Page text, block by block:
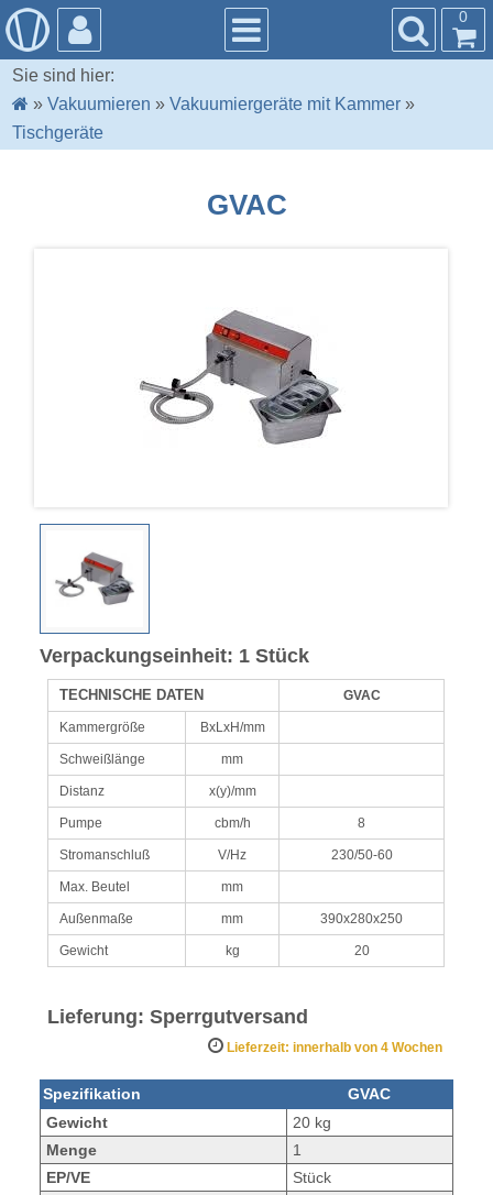
0
Sie sind hier:
»Vakuumieren »Vakuumiergeräte mit Kammer »
Tischgeräte
GVAC
Verpackungseinheit: 1 Stück
TECHNISCHE DATEN GVAC
Kammergröße BxLxH/mm
Schweißlänge mm
Distanz x(y)/mm
Pumpe cbm/h 8
Stromanschluß V/Hz 230/50-60
Max. Beutel mm
Außenmaße mm 390x280x250
Gewicht kg 20
Lieferung: Sperrgutversand
Lieferzeit: innerhalb von 4 Wochen
Spezifikation
GVAC
Gewicht
20 kg
Menge
1
EP/VE
Stück